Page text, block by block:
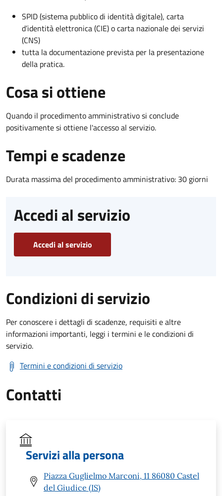
SPID (sistema pubblico di identità digitale), carta
d’identità elettronica (CIE) o carta nazionale dei servizi
(CNS)
tutta la documentazione prevista per la presentazione
della pratica.
Cosa si ottiene
Quando il procedimento amministrativo si conclude
positivamente si ottiene l'accesso al servizio.
Tempi e scadenze
Durata massima del procedimento amministrativo: 30 giorni
Accedi al servizio
Accedi al servizio
Condizioni di servizio
Per conoscere i dettagli di scadenze, requisiti e altre
informazioni importanti, leggi i termini e le condizioni di
servizio.
Termini e condizioni di servizio
Contatti
Servizi alla persona
Piazza Guglielmo Marconi, 11 86080 Castel
del Giudice (IS)